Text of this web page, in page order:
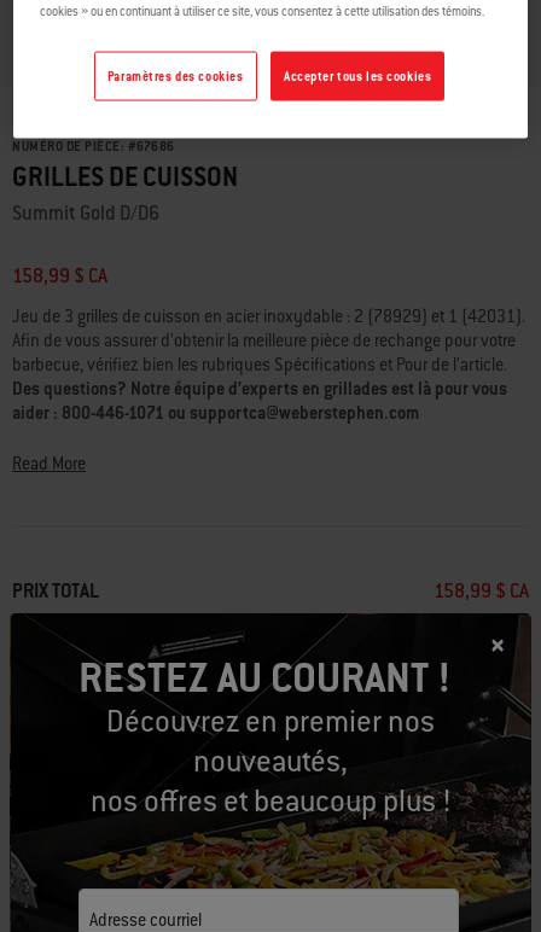
NUMÉRO DE PIÈCE: #67686
GRILLES DE CUISSON
Summit Gold D/D6
158,99 $ CA
Jeu de 3 grilles de cuisson en acier inoxydable : 2 (78929) et 1 (42031).
Afin de vous assurer d’obtenir la meilleure pièce de rechange pour votre
barbecue, vérifiez bien les rubriques Spécifications et Pour de l’article.
Des questions? Notre équipe d’experts en grillades est là pour vous
aider : 800-446-1071 ou supportca@weberstephen.com
Read More
PRIX TOTAL 158,99 $ CA
Ajouter au panier
Des restrictions s'appliquent
SPÉCIFICATIONS
RESTEZ AU COURANT !
Découvrez en premier nos
nouveautés,
nos offres et beaucoup plus !
Adresse courriel
cookies » ou en continuant à utiliser ce site, vous consentez à cette utilisation des témoins.
Accepter tous les cookies
Paramètres des cookies